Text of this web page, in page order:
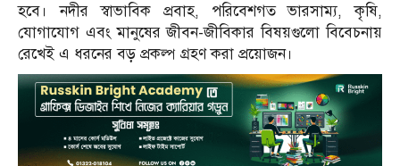
হবে। নদীর স্বাভাবিক প্রবাহ, পরিবেশগত ভারসাম্য, কৃষি,
যোগাযোগ এবং মানুষের জীবন-জীবিকার বিষয়গুলো বিবেচনায়
রেখেই এ ধরনের বড় প্রকল্প গ্রহণ করা প্রয়োজন।